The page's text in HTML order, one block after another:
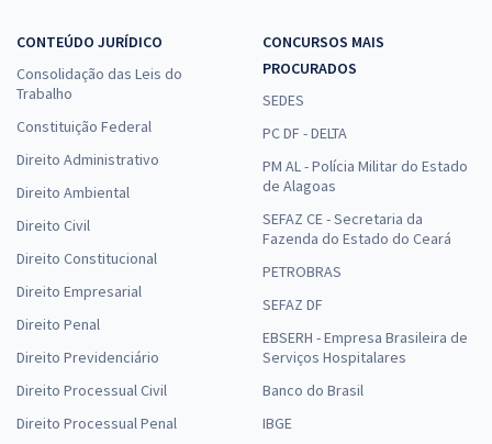
CONTEÚDO JURÍDICO
Consolidação das Leis do
Trabalho
Constituição Federal
Direito Administrativo
Direito Ambiental
Direito Civil
Direito Constitucional
Direito Empresarial
Direito Penal
Direito Previdenciário
Direito Processual Civil
Direito Processual Penal
CONCURSOS MAIS
PROCURADOS
SEDES
PC DF - DELTA
PM AL - Polícia Militar do Estado
de Alagoas
SEFAZ CE - Secretaria da
Fazenda do Estado do Ceará
PETROBRAS
SEFAZ DF
EBSERH - Empresa Brasileira de
Serviços Hospitalares
Banco do Brasil
IBGE